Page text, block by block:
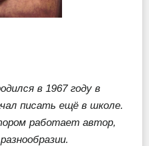
в 1967 году в
писать ещё в школе.
работает автор,